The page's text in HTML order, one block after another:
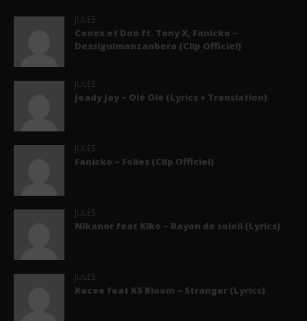
JULES
Conex et Don ft. Tony X, Fanicko –
Dessiguimanzanbera (Clip Officiel)
JULES
Jeady Jay – Olé Olé (Lyrics + Translation)
JULES
Fanicko – Folies (Clip Officiel)
JULES
Nikanor feat Kiko – Rayon de soleil (Lyrics)
JULES
Kocee feat KS Bloom – Stranger (Lyrics)